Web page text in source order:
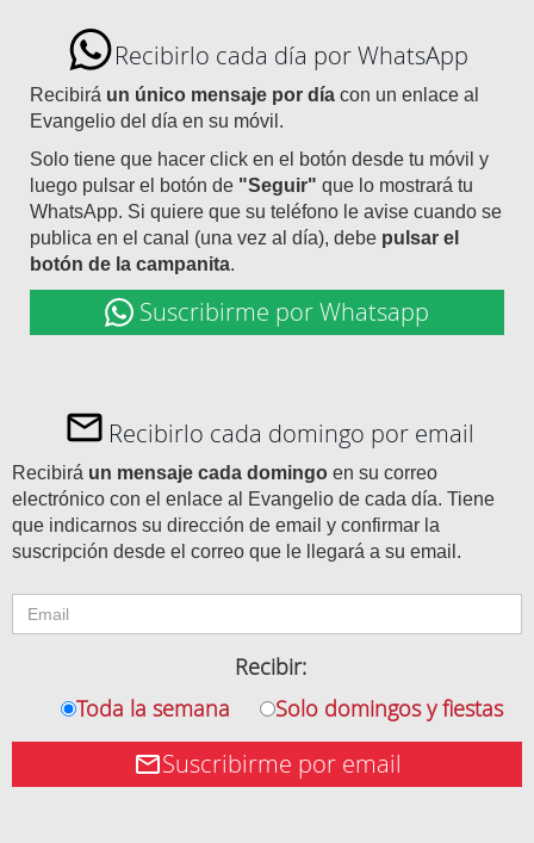
Recibirlo cada día por WhatsApp
Recibirá un único mensaje por día con un enlace al
Evangelio del día en su móvil.
Solo tiene que hacer click en el botón desde tu móvil y
luego pulsar el botón de "Seguir" que lo mostrará tu
WhatsApp. Si quiere que su teléfono le avise cuando se
publica en el canal (una vez al día), debe pulsar el
botón de la campanita.
Suscribirme por Whatsapp
Recibirlo cada domingo por email
Recibirá un mensaje cada domingo en su correo
electrónico con el enlace al Evangelio de cada día. Tiene
que indicarnos su dirección de email y confirmar la
suscripción desde el correo que le llegará a su email.
Recibir:
Toda la semana
Solo domingos y fiestas
Suscribirme por email